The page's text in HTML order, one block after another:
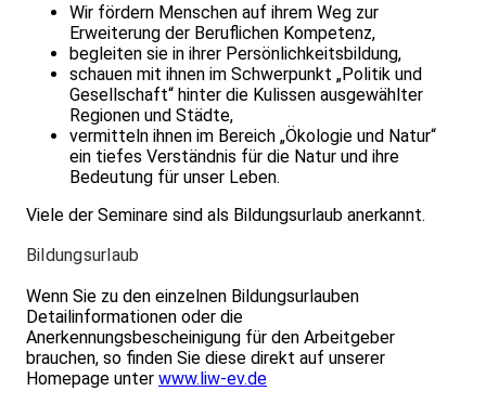
Wir fördern Menschen auf ihrem Weg zur
Erweiterung der Beruflichen Kompetenz,
begleiten sie in ihrer Persönlichkeitsbildung,
schauen mit ihnen im Schwerpunkt „Politik und
Gesellschaft“ hinter die Kulissen ausgewählter
Regionen und Städte,
vermitteln ihnen im Bereich „Ökologie und Natur“
ein tiefes Verständnis für die Natur und ihre
Bedeutung für unser Leben.
Viele der Seminare sind als Bildungsurlaub anerkannt.
Bildungsurlaub
Wenn Sie zu den einzelnen Bildungsurlauben
Detailinformationen oder die
Anerkennungsbescheinigung für den Arbeitgeber
brauchen, so finden Sie diese direkt auf unserer
Homepage unter www.liw-ev.de